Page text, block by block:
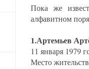
Пока же
алфавитном
1.Артемьев
11 января 1979
Место